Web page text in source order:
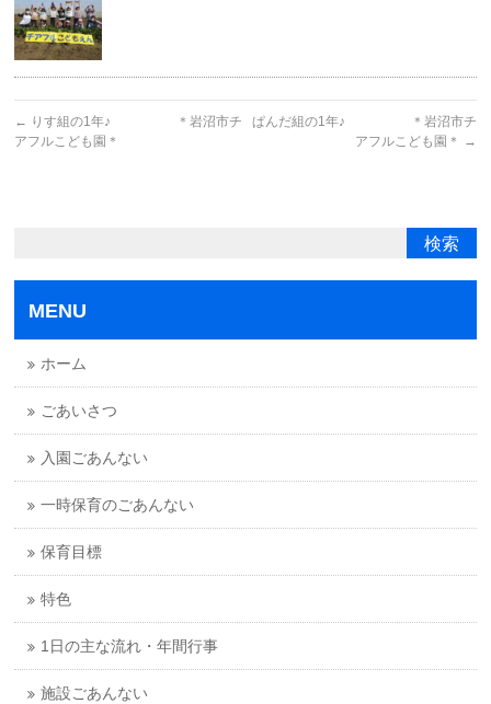
← りす組の1年♪ ＊岩沼市チ
アフルこども園＊
ぱんだ組の1年♪ ＊岩沼市チ
アフルこども園＊
→
MENU
ホーム
ごあいさつ
入園ごあんない
一時保育のごあんない
保育目標
特色
1日の主な流れ・年間行事
施設ごあんない